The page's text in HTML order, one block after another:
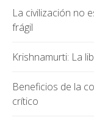
La civilización no
frágil
Krishnamurti: La
Beneficios de la
crítico